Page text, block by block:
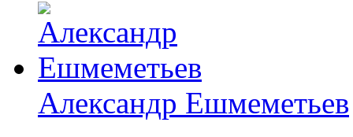
Александр Ешмеметьев